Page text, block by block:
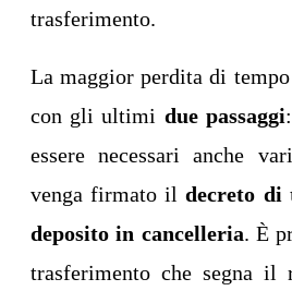
trasferimento.
La maggior perdita di
con gli ultimi due passaggi
essere necessari anche
venga firmato ildecreto di
deposito in cancelleria. È
trasferimento che segna il